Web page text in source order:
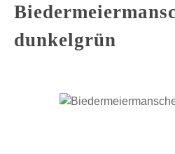
dunkelgrün
Bildergalerie überspringen